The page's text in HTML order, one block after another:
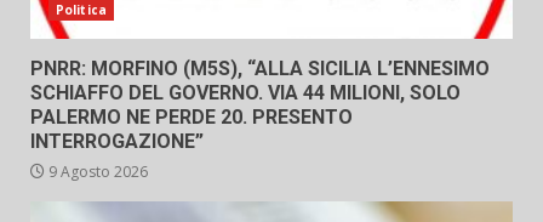
Politica
PNRR: MORFINO (M5S), “ALLA SICILIA L’ENNESIMO
SCHIAFFO DEL GOVERNO. VIA 44 MILIONI, SOLO
PALERMO NE PERDE 20. PRESENTO
INTERROGAZIONE”
9 Agosto 2026